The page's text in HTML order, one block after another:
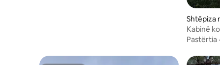
Shtëpiza
Kabinë
Pastërtia ·